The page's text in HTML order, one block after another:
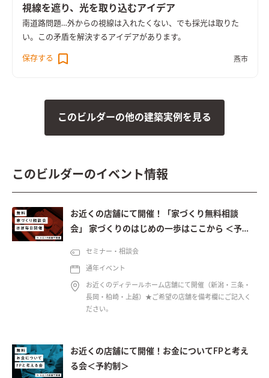
視線を遮り、光を取り込むアイデア
南道路問題…外からの視線は入れたくない、でも採光は取りた
い。この矛盾を解決するアイデアがあります。
保存する 燕市
このビルダーの他の建築実例を見る
このビルダーのイベント情報
お近くの店舗にて開催！「家づくり無料相談
会」 家づくりのはじめの一歩はここから ＜予約
セミナー・相談会
通年イベント
お近くのディテールホーム店舗にて開催（新潟・三条・
長岡・柏崎・上越）★ご希望の店舗を備考欄にご記入く
ださい。
お近くの店舗にて開催！お金についてFPと考え
る会＜予約制＞